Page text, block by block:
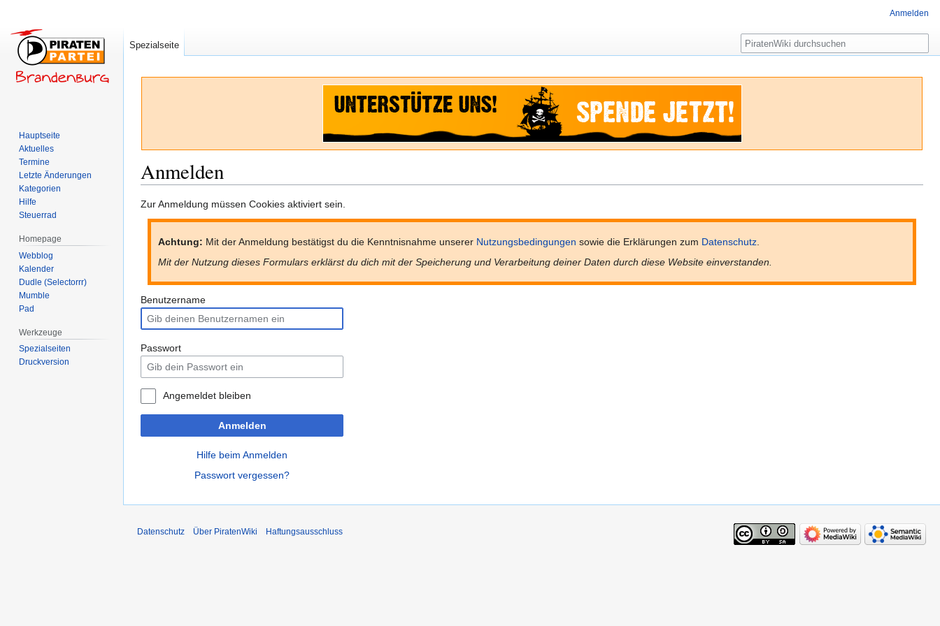
Anmelden
Zur
Navigation
Zur
Suche
Zur Anmeldung müssen Cookies aktiviert sein.
Achtung: Mit der Anmeldung bestätigst du die Kenntnisnahme unserer Nutzungsbedingungen sowie die Erklärungen zum Datenschutz
Mit der Nutzung dieses Formulars erklärst du dich mit der Speicherung und Verarbeitung deiner Daten durch diese Website einverstanden.
Benutzername
Passwort
Angemeldet bleiben
Anmelden
Hilfe beim Anmelden
Passwort vergessen?
Anmelden
Spezialseite Suche
Hauptseite
Aktuelles
Termine
Letzte Änderungen
Kategorien
Hilfe
Steuerrad
Homepage
Webblog
Kalender
Dudle (Selectorrr)
Mumble
Pad
Werkzeuge
Spezialseiten
Druckversion
Datenschutz Über PiratenWiki Haftungsausschluss